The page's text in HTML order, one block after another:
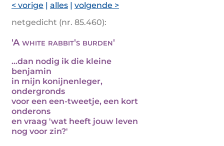
< vorige | alles | volgende >
netgedicht (nr. 85.460):
'A white rabbit's burden'
...dan nodig ik die kleine
benjamin
in mijn konijnenleger,
ondergronds
voor een een-tweetje, een kort
onderons
en vraag 'wat heeft jouw leven
nog voor zin?'